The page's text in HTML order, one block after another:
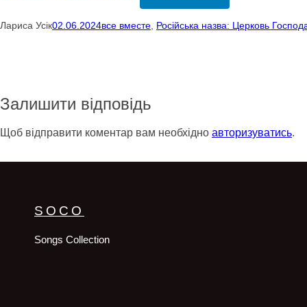
Лариса Усік02.06.2024все вместе Російська назва: Церковь
Залишити відповідь
Щоб відправити коментар вам необхідно авторизуватись.
SOCO
Songs Collection